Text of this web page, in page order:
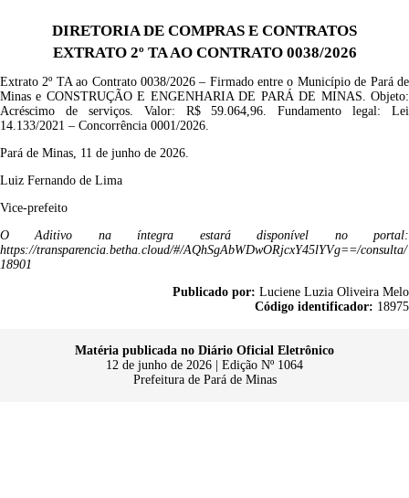
DIRETORIA DE COMPRAS E CONTRATOS
EXTRATO 2º TA AO CONTRATO 0038/2026
Extrato2º TA ao Contrato 0038/2026– Firmado entre o Município de Pará de
Minas e CONSTRUÇÃO E ENGENHARIA DE PARÁ DE MINAS. Objeto:
Acréscimo de serviços. Valor: R$59.064,96.
Fundamento legal: Lei
14.133/2021 – Concorrência 0001/2026.
Pará de Minas, 11 de junho de 2026.
Luiz Fernando de Lima
Vice-prefeito
OAditivo na íntegra estará disponível no portal:
https://transparencia.betha.cloud/#/AQhSgAbWDwORjcxY45lYVg==/consulta/
18901
Publicado por: Luciene Luzia Oliveira Melo
Código identificador: 18975
Matéria publicada no Diário Oficial Eletrônico
12 de junho de 2026 | Edição Nº 1064
Prefeitura de Pará de Minas